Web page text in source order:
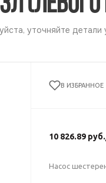
уточняйте
В ИЗБРАННОЕ
10 826.89руб.
Насос